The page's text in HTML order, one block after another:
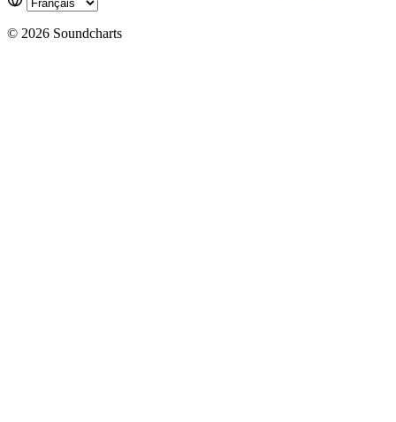
© 2026 Soundcharts